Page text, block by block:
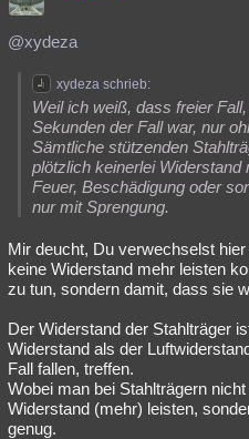
@xydeza
xydeza schrieb:
Weil ich weiß, dass freier
Sekunden der Fall war, nur
Sämtliche stützenden
plötzlich keinerlei
Feuer, Beschädigung oder
nur mit Sprengung.
Mir deucht, Du verwechselst
keine Widerstand mehr leisten
zu tun, sondern damit, dass sie
Der Widerstand der Stahlträger
Widerstand als der
Fall fallen, treffen.
Wobei man bei Stahlträgern
Widerstand (mehr) leisten,
genug.